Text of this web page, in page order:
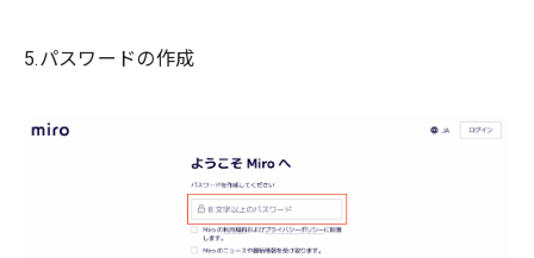
5.パスワードの作成